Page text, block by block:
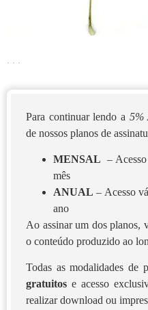
. . .
Para continuar lendo a 5%
de nossos planos de
MENSAL –
mês
ANUAL – Acesso
ano
Ao assinar um dos planos,
o conteúdo produzido ao
Todas as modalidades de
gratuitos e acesso
realizar download ou